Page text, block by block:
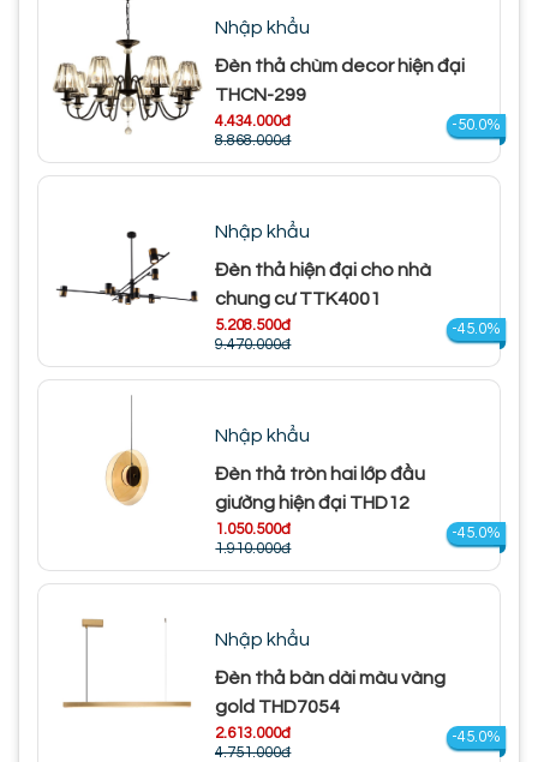
Nhập khẩu
Đèn thả chùm decor hiện đại
THCN-299
4.434.000đ
8.868.000đ
-50.0%
Nhập khẩu
Đèn thả hiện đại cho nhà
chung cư TTK4001
5.208.500đ
9.470.000đ
-45.0%
Nhập khẩu
Đèn thả tròn hai lớp đầu
giường hiện đại THD12
1.050.500đ
1.910.000đ
-45.0%
Nhập khẩu
Đèn thả bàn dài màu vàng
gold THD7054
2.613.000đ
4.751.000đ
-45.0%